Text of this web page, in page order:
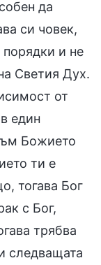
да
си човек,
и не
Светия Дух.
от
един
Божието
ти е
тогава Бог
с Бог,
трябва
следващата